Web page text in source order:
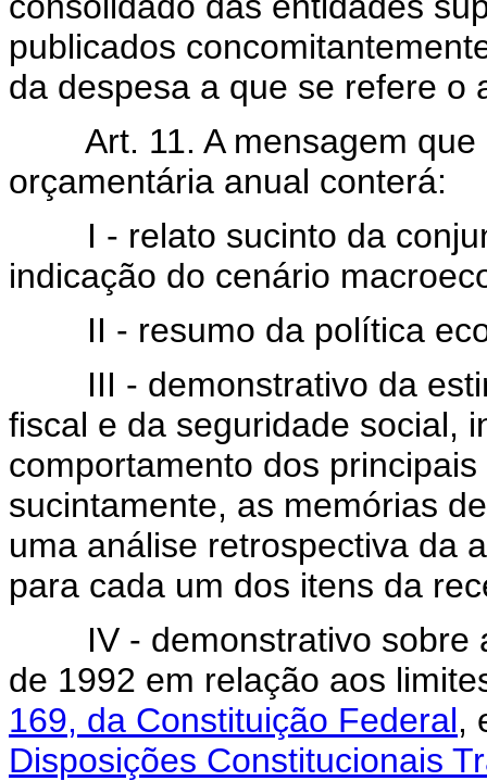
publicados
da despesa a que se refere o
Art. 11. A mensagem
orçamentária anual conterá:
I - relato sucinto da
indicação do cenário
II - resumo da política
III - demonstrativo da
fiscal e da seguridade social,
comportamento dos
sucintamente, as memórias
uma análise retrospectiva da
para cada um dos itens da
IV - demonstrativo sobre a
de 1992 em relação aos
169, da Constituição Federal,
Disposições Constitucionais